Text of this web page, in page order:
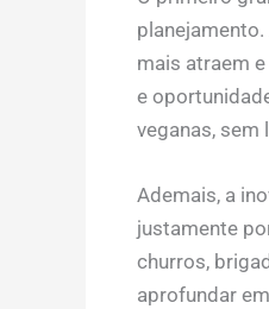
mais atraem
e
veganas, sem
Ademais, a
justamente
churros,
aprofundar